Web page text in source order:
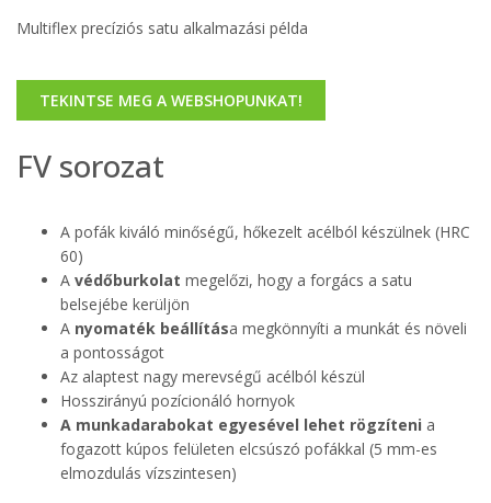
Multiflex precíziós satu alkalmazási példa
TEKINTSE MEG A WEBSHOPUNKAT!
FV sorozat
A pofák kiváló minőségű, hőkezelt acélból készülnek (HRC
60)
A védőburkolat megelőzi, hogy a forgács a satu
belsejébe kerüljön
A nyomaték beállítása megkönnyíti a munkát és növeli
a pontosságot
Az alaptest nagy merevségű acélból készül
Hosszirányú pozícionáló hornyok
A munkadarabokat egyesével lehet rögzíteni a
fogazott kúpos felületen elcsúszó pofákkal (5 mm-es
elmozdulás vízszintesen)